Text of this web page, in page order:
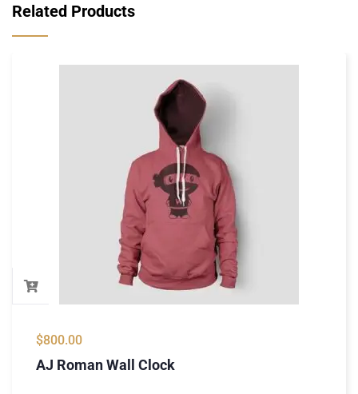
Related Products
$800.00
AJ Roman Wall Clock